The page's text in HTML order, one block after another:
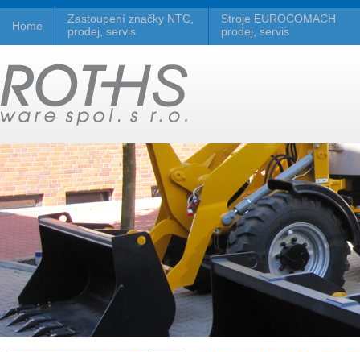
Home
Zastoupení značky NTC,
prodej, servis
Stroje EUROCOMACH
prodej, servis